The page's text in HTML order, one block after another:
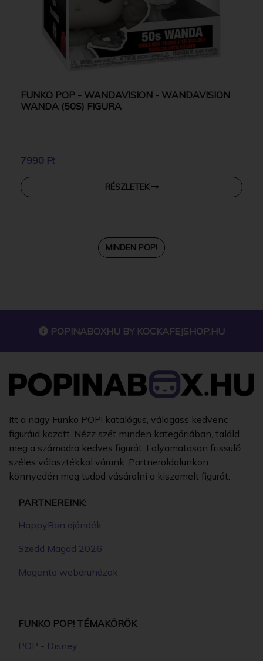
FUNKO POP - WANDAVISION - WANDAVISION
WANDA (50S) FIGURA
7990 Ft
RÉSZLETEK
MINDEN POP!
POPINABOXHU BY KOCKAFEJSHOP.HU
Itt a nagy Funko POP! katalógus, válogass kedvenc
figuráid között. Nézz szét minden kategóriában, találd
meg a számodra kedves figurát. Folyamatosan frissülő
széles választékkal várunk. Partneroldalunkon
könnyedén meg tudod vásárolni a kiszemelt figurát.
PARTNEREINK:
HappyBon ajándék
Szedd Magad 2026
Magento webáruházak
FUNKO POP! TÉMAKÖRÖK
POP - Disney